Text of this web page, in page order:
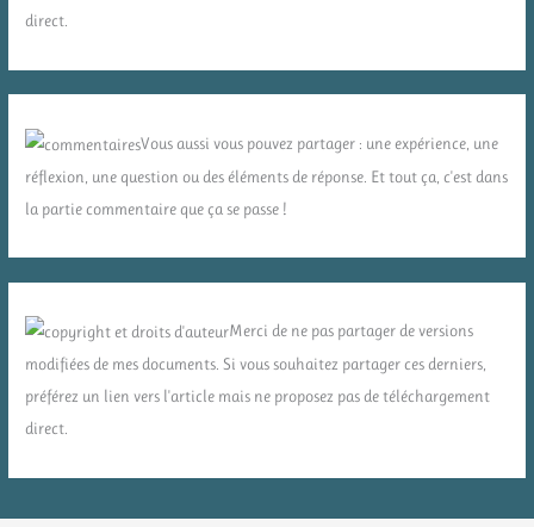
direct.
Vous aussi vous pouvez partager : une expérience, une
réflexion, une question ou des éléments de réponse. Et tout ça, c'est dans
la partie commentaire que ça se passe !
Merci de ne pas partager de versions
modifiées de mes documents. Si vous souhaitez partager ces derniers,
préférez un lien vers l'article mais ne proposez pas de téléchargement
direct.